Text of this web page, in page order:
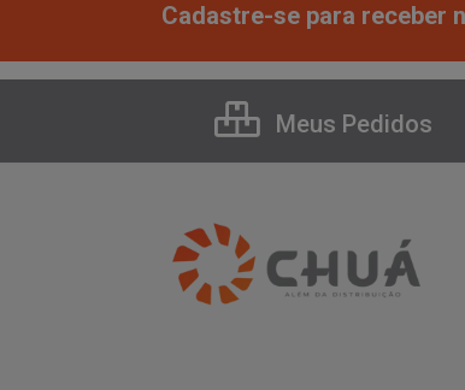
Cadastre-se para receber
Meus Pedidos